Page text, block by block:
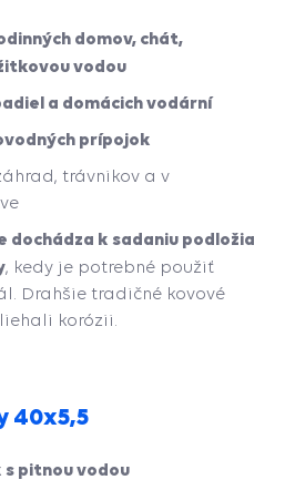
domov, chát,
vodou
a domácich vodární
prípojok
trávnikov a v
dochádza k sadaniu podložia
, kedy je potrebné použiť
Drahšie tradičné kovové
korózii.
40x5,5
s pitnou vodou